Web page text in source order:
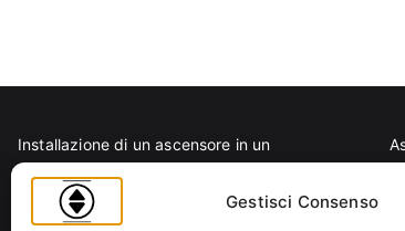
Gestisci Consenso
Installazione di un ascensore in un
D.P.R. 503/1996: regolamento per
eliminazione barriere architettoniche in